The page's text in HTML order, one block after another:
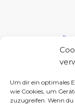
Um dir ein optimales
wie Cookies, um
zuzugreifen. Wenn